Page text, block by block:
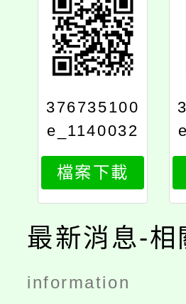
376735100
e_1140032
511_attach
1
檔案下載
最新消息-相
information